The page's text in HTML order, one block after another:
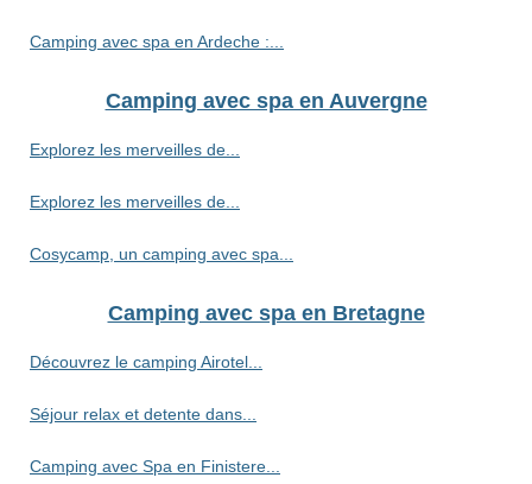
Camping avec spa en Ardeche :...
Camping avec spa en Auvergne
Explorez les merveilles de...
Explorez les merveilles de...
Cosycamp, un camping avec spa...
Camping avec spa en Bretagne
Découvrez le camping Airotel...
Séjour relax et detente dans...
Camping avec Spa en Finistere...